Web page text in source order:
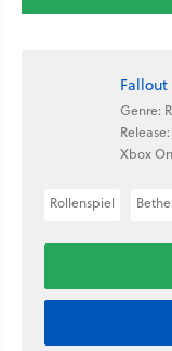
Fallout
Genre:
Release:
Xbox
Rollenspiel